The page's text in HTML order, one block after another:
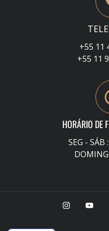
+55 11
+55 11
HORÁRIO DE
SEG - SÁB